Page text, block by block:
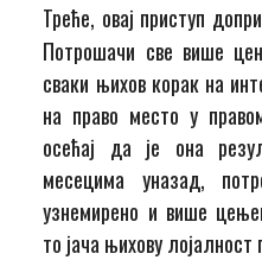
Треће, овај приступ
Потрошачи све више
сваки њихов корак на
на право место у
осећај да је она
месецима уназад,
узнемирено и више
то јача њихову